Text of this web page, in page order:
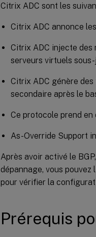
Citrix ADC sont les
Citrix ADC annonce
Citrix ADC injecte des
serveurs virtuels
Citrix ADC génère
secondaire après le
Ce protocole prend
As-Override Support
Après avoir activé le
dépannage, vous
pour vérifier la
Prérequis